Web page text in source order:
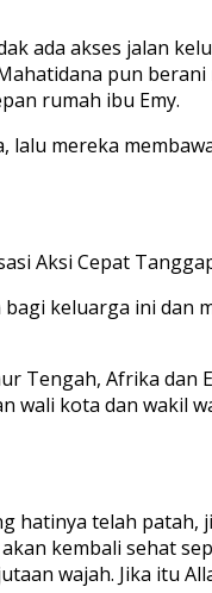
ada akses jalan
pun
rumah ibu Emy.
mereka
Aksi Cepat
keluarga ini dan
Tengah, Afrika dan
wali kota dan wakil
hatinya telah patah,
kembali sehat
wajah. Jika itu